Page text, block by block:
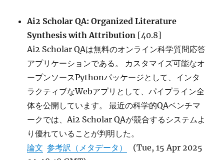
Ai2 Scholar QA: Organized Literature
Synthesis with Attribution [40.8]
Ai2 Scholar QAは無料のオンライン科学質問応答
アプリケーションである。 カスタマイズ可能なオ
ープンソースPythonパッケージとして、インタ
ラクティブなWebアプリとして、パイプライン全
体を公開しています。 最近の科学的QAベンチマ
ークでは、Ai2 Scholar QAが競合するシステムよ
り優れていることが判明した。
論文 参考訳（メタデータ）
(Tue, 15 Apr 2025